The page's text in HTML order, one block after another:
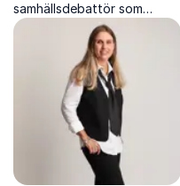
samhällsdebattör som
skapar klarhet i komplexa
värderings och
intressekonflikter.